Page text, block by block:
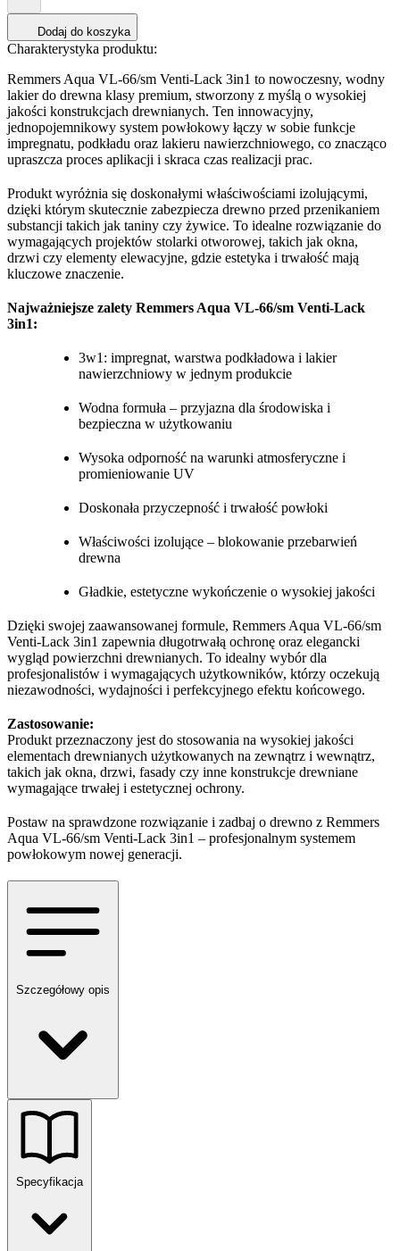
Dodaj do koszyka
Charakterystyka produktu:
Remmers Aqua VL-66/sm Venti-Lack 3in1 to nowoczesny, wodny
lakier do drewna klasy premium, stworzony z myślą o wysokiej
jakości konstrukcjach drewnianych. Ten innowacyjny,
jednopojemnikowy system powłokowy łączy w sobie funkcje
impregnatu, podkładu oraz lakieru nawierzchniowego, co znacząco
upraszcza proces aplikacji i skraca czas realizacji prac.
Produkt wyróżnia się doskonałymi właściwościami izolującymi,
dzięki którym skutecznie zabezpiecza drewno przed przenikaniem
substancji takich jak taniny czy żywice. To idealne rozwiązanie do
wymagających projektów stolarki otworowej, takich jak okna,
drzwi czy elementy elewacyjne, gdzie estetyka i trwałość mają
kluczowe znaczenie.
Najważniejsze zalety Remmers Aqua VL-66/sm Venti-Lack
3in1:
3w1: impregnat, warstwa podkładowa i lakier
nawierzchniowy w jednym produkcie
Wodna formuła – przyjazna dla środowiska i
bezpieczna w użytkowaniu
Wysoka odporność na warunki atmosferyczne i
promieniowanie UV
Doskonała przyczepność i trwałość powłoki
Właściwości izolujące – blokowanie przebarwień
drewna
Gładkie, estetyczne wykończenie o wysokiej jakości
Dzięki swojej zaawansowanej formule, Remmers Aqua VL-66/sm
Venti-Lack 3in1 zapewnia długotrwałą ochronę oraz elegancki
wygląd powierzchni drewnianych. To idealny wybór dla
profesjonalistów i wymagających użytkowników, którzy oczekują
niezawodności, wydajności i perfekcyjnego efektu końcowego.
Zastosowanie:
Produkt przeznaczony jest do stosowania na wysokiej jakości
elementach drewnianych użytkowanych na zewnątrz i wewnątrz,
takich jak okna, drzwi, fasady czy inne konstrukcje drewniane
wymagające trwałej i estetycznej ochrony.
Postaw na sprawdzone rozwiązanie i zadbaj o drewno z Remmers
Aqua VL-66/sm Venti-Lack 3in1 – profesjonalnym systemem
powłokowym nowej generacji.
Szczegółowy opis
Specyfikacja